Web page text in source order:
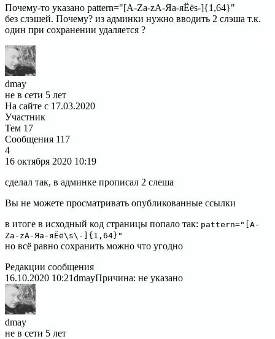
Почему-то указано pattern="[A-Za-zА-Яа-яЁёs-]{1,64}"
без слэшей. Почему? из админки нужно вводить 2 слэша т.к.
один при сохранении удаляется ?
dmay
не в сети 5 лет
На сайте с 17.03.2020
Участник
Тем 17
Сообщения 117
4
16 октября 2020 10:19
сделал так, в админке прописал 2 слеша
Вы не можете просматривать опубликованные ссылки
в итоге в исходный код страницы попало так: pattern="[A-
Za-zА-Яа-яЁё\s\-]{1,64}"
но всё равно сохранить можно что угодно
Редакции сообщения
16.10.2020 10:21dmayПричина: не указано
dmay
не в сети 5 лет